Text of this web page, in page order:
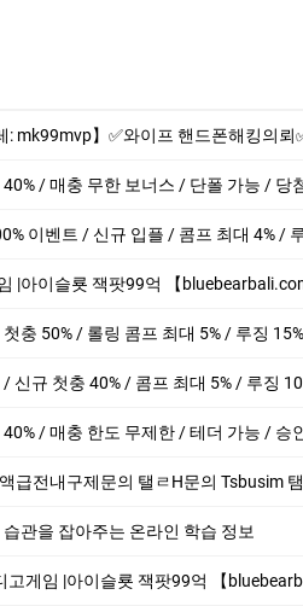
】✅와이프 핸드폰해킹의뢰✅【▶텔레: mk99mvp】✅휴대폰도청 스파이앱 카카
40% / 매충 무한 보너스 / 단폴 가능 / 당
이벤트 / 신규 입플 / 콤프 최대 4% /
|아이슬룟 잭­팟99억 【
충 50% / 롤링 콤프 최대 5% / 루징
신규 첫충 40% / 콤프 최대 5% / 루징
40% / 매충 한도 무제한 / 테더 가능 / 승
내구제문의 탤ㄹH문의 Tsbusim 탬스뷰 선불유심
습관을 잡아주는 온라인 학습 정보
|아이슬룟 잭­팟99억 【bluebearbali.com】 is­lot